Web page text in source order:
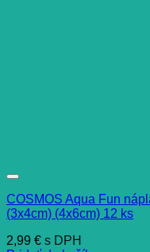
COSMOS Aqua Fun
(3x4cm) (4x6cm) 12 ks
2,99 € s DPH